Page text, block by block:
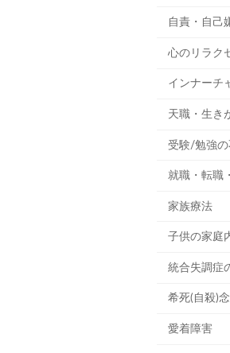
自責・自己
心のリラク
インナーチ
天職・生き
受験/勉強
就職・転職
家族療法
子供の家庭
統合失調症
希死(自殺)
愛着障害